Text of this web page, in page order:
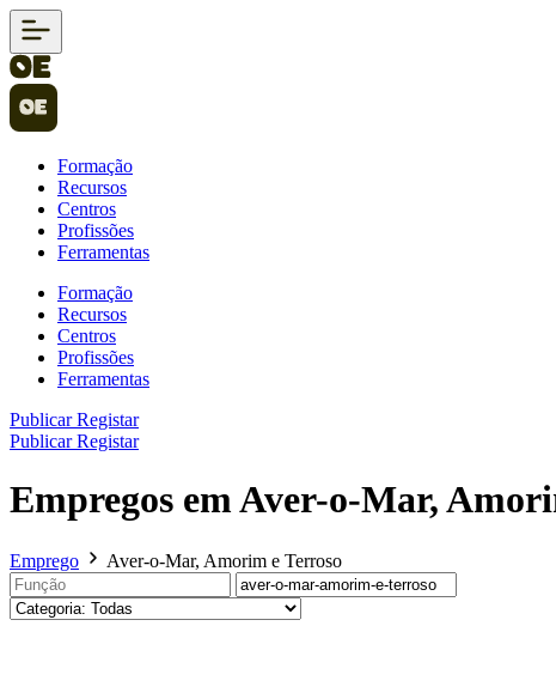
Formação
Recursos
Centros
Profissões
Ferramentas
Formação
Recursos
Centros
Profissões
Ferramentas
PublicarRegistar
PublicarRegistar
Empregos em Aver-o-Mar,
Emprego Aver-o-Mar, Amorim e Terroso